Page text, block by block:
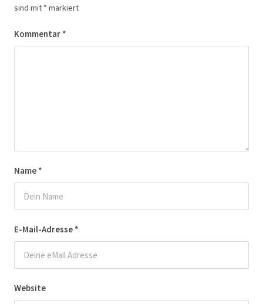
sind mit * markiert
Kommentar *
Name *
E-Mail-Adresse *
Website